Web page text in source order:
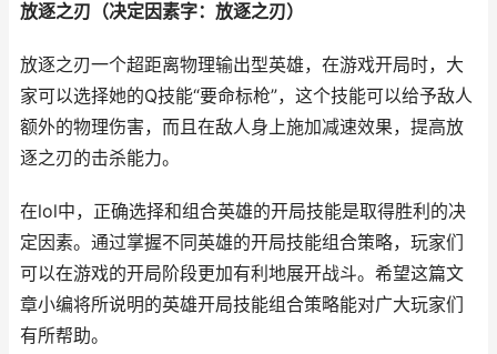
放逐之刃（决定因素字：放逐之刃）
放逐之刃一个超距离物理输出型英雄，在游戏开局时，大
家可以选择她的Q技能“要命标枪”，这个技能可以给予敌人
额外的物理伤害，而且在敌人身上施加减速效果，提高放
逐之刃的击杀能力。
在lol中，正确选择和组合英雄的开局技能是取得胜利的决
定因素。通过掌握不同英雄的开局技能组合策略，玩家们
可以在游戏的开局阶段更加有利地展开战斗。希望这篇文
章小编将所说明的英雄开局技能组合策略能对广大玩家们
有所帮助。